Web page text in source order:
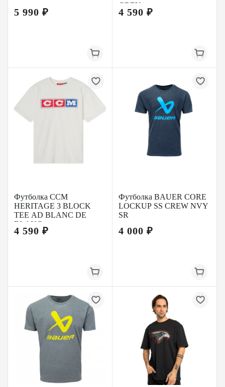
5 990 ₽
GREY
4 590 ₽
Футболка CCM
HERITAGE 3 BLOCK
TEE AD BLANC DE
BLANC
4 590 ₽
Футболка BAUER CORE
LOCKUP SS CREW NVY
SR
4 000 ₽